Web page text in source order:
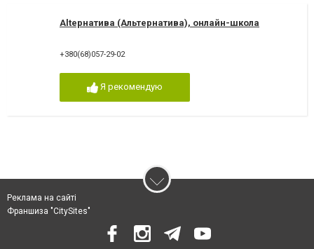
Altернатива (Альтернатива), онлайн-школа
+380(68)057-29-02
Я рекомендую
Реклама на сайті
Франшиза "CitySites"